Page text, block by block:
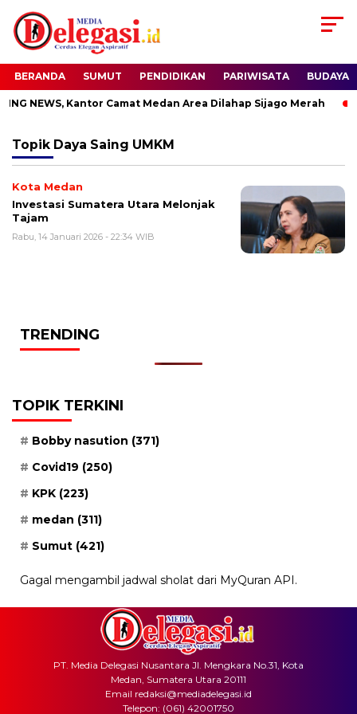
BERANDA SUMUT PENDIDIKAN PARIWISATA BUDAYA
NEWS, Kantor Camat Medan Area Dilahap Sijago Merah
Topik Daya Saing UMKM
Kota Medan
Investasi Sumatera Utara Melonjak
Tajam
Rabu, 14 Januari 2026 - 22:34 WIB
TRENDING
TOPIK TERKINI
Bobby nasution (371)
Covid19 (250)
KPK (223)
medan (311)
Sumut (421)
Gagal mengambil jadwal sholat dari MyQuran API.
PT. Media Delegasi Nusantara Jl. Mengkara No.31, Kota
Medan, Sumatera Utara 20111
Email redaksi@mediadelegasi.id
Telepon: (061) 42001750